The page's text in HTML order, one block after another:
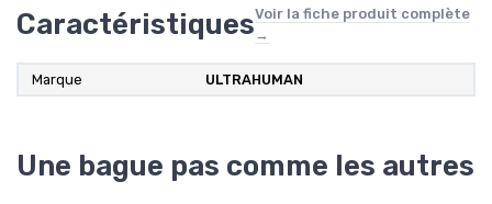
CaractéristiquesVoir la fiche produit complète
→
Marque ‎ULTRAHUMAN
Une bague pas comme les autres